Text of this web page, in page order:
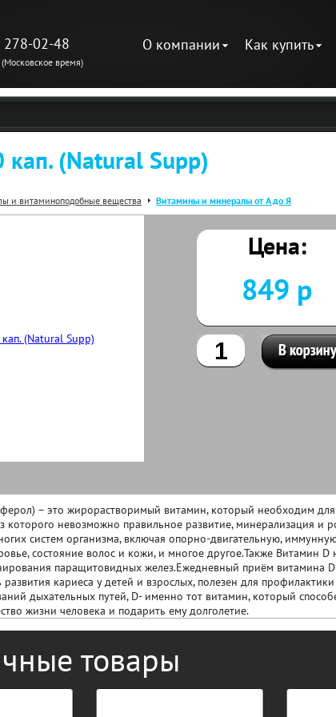
278-02-48
время)
О компании Как купить
(Natural Supp)
и витаминоподобные вещества Витамины и минералы от А до Я
Цена:
849 р
– это жирорастворимый витамин, который необходим
которого невозможно правильное развитие, минерализация и
систем организма, включая опорно-двигательную,
состояние волос и кожи, и многое другое.Также Витамин
паращитовидных желез.Ежедневный приём витамина D
кариеса у детей и взрослых, полезен для
дыхательных путей, D- именно тот витамин, который
жизни человека и подарить ему долголетие.
товары